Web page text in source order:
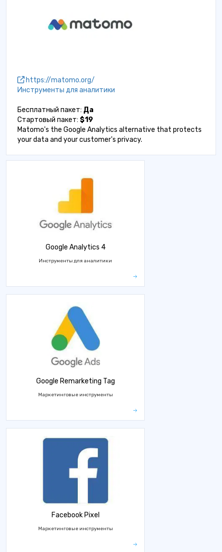
https://matomo.org/
Инструменты для аналитики
Бесплатный пакет: Да
Стартовый пакет: $19
Matomo's the Google Analytics alternative that protects
your data and your customer's privacy.
Google Analytics 4
Инструменты для аналитики
Google Remarketing Tag
Маркетинговые инструменты
Facebook Pixel
Маркетинговые инструменты